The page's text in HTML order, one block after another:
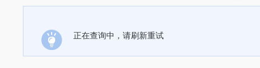
正在查询中，请刷新重试